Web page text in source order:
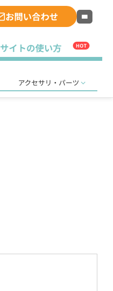
お問い合わせ
サイトの使い方 HOT
アクセサリ・パーツ